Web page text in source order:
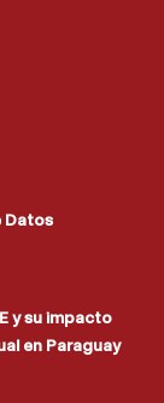
Datos
y su impacto
en Paraguay